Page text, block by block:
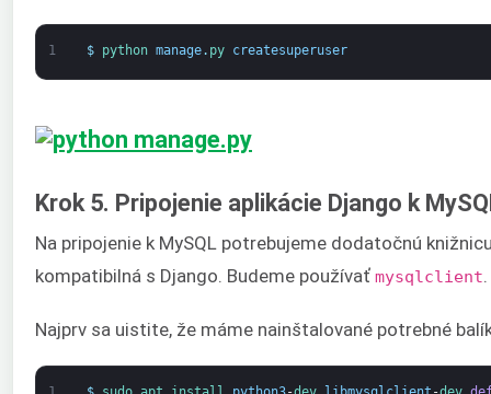
1 $ python manage. py createsuperuser
Krok 5. Pripojenie aplikácie Django k
Na pripojenie k MySQL potrebujeme dodatočnú
kompatibilná s Django. Budeme používať mysqlclient.
Najprv sa uistite, že máme nainštalované potrebné